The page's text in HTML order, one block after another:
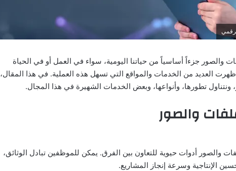
جزءاً أساسياً من حياتنا اليومية، سواء في العمل أو في الحياة
العديد من الخدمات والمواقع التي تسهل هذه العملية. في هذا المقال،
تطورها، وأنواعها، وبعض الخدمات الشهيرة في هذا المجال.
والصور
والصور أدوات حيوية للتعاون بين الفرق. يمكن للموظفين تبادل الوثائق،
الإنتاجية وسرعة إنجاز المشاريع.